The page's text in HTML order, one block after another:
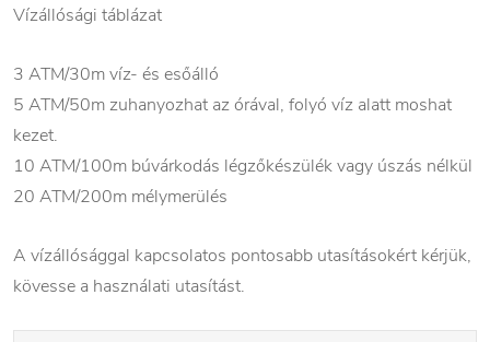
Vízállósági táblázat
3 ATM/30m víz- és esőálló
5 ATM/50m zuhanyozhat az órával, folyó víz alatt moshat
kezet.
10 ATM/100m búvárkodás légzőkészülék vagy úszás nélkül
20 ATM/200m mélymerülés
A vízállósággal kapcsolatos pontosabb utasításokért kérjük,
kövesse a használati utasítást.